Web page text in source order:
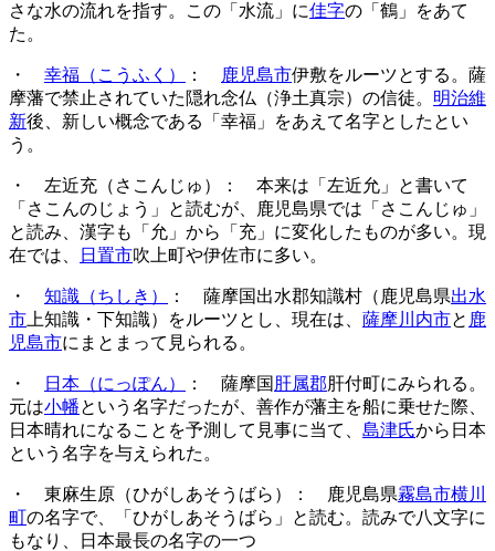
さな水の流れを指す。この「水流」に佳字の「鶴」をあて
た。
・ 幸福（こうふく） ： 鹿児島市伊敷をルーツとする。薩
摩藩で禁止されていた隠れ念仏（浄土真宗）の信徒。 明治維
新後、新しい概念である「幸福」をあえて名字としたとい
う。
・ 左近充（さこんじゅ）： 本来は「左近允」と書いて
「さこんのじょう」と読むが、鹿児島県では「さこんじゅ」
と読み、漢字も「允」から「充」に変化したものが多い。現
在では、
日置市吹上町や伊佐市に多い。
・ 知識（ちしき） ： 薩摩国出水郡知識村（鹿児島県出水
市 上知識・下知識）をルーツとし、現在は、 薩摩川内市と 鹿
児島市にまとまって見られる。
・ 日本（にっぽん） ： 薩摩国 肝属郡肝付町にみられる。
元は小幡という名字だったが、善作が藩主を船に乗せた際、
日本晴れになることを予測して見事に当て、 島津氏から日本
という名字を与えられた。
・ 東麻生原（ひがしあそうばら）： 鹿児島県霧島市横川
町の名字で、「ひがしあそうばら」と読む。読みで八文字に
もなり、日本最長の名字の一つ